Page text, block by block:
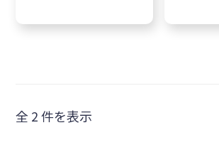
全 2 件を表示